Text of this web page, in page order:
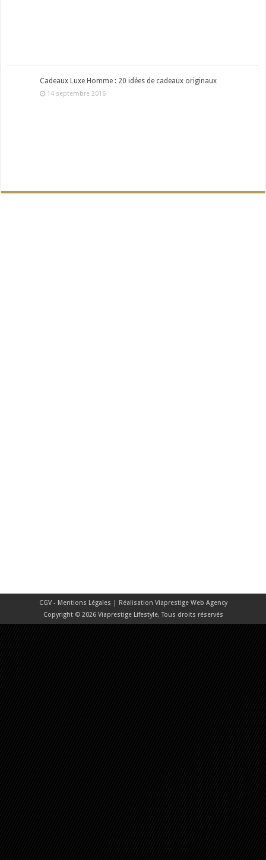
Cadeaux Luxe Homme : 20 idées de cadeaux originaux
14 septembre 2016
CGV - Mentions Légales | Réalisation Viaprestige Web Agency
Copyright © 2026 Viaprestige Lifestyle, Tous droits réservés